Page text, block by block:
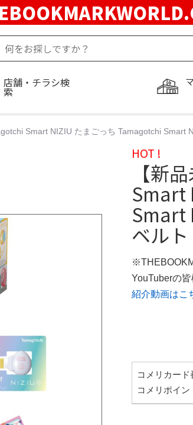
店舗・チラシ検
索
Smart NIZIU たまごっち Tamagotchi Smart
HOT !
【新
Smart
Smart
ベルト
YouTuberの
紹介動画はこ
コメリカー
コメリポイン